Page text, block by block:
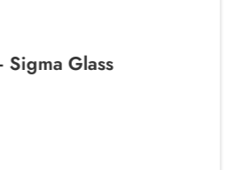
Glass